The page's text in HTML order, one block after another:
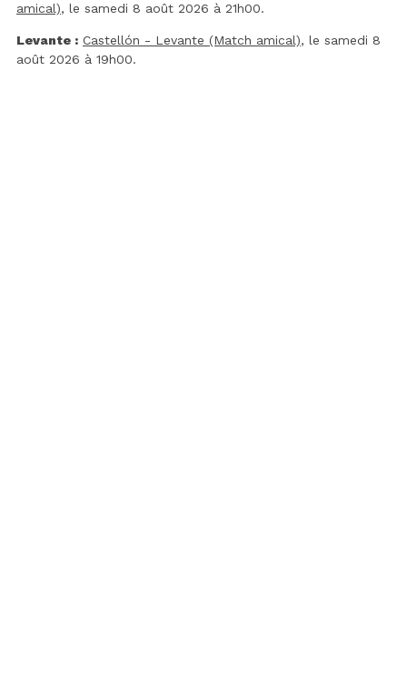
amical), le samedi 8 août 2026 à 21h00.
Levante : Castellón - Levante (Match amical), le samedi 8
août 2026 à 19h00.